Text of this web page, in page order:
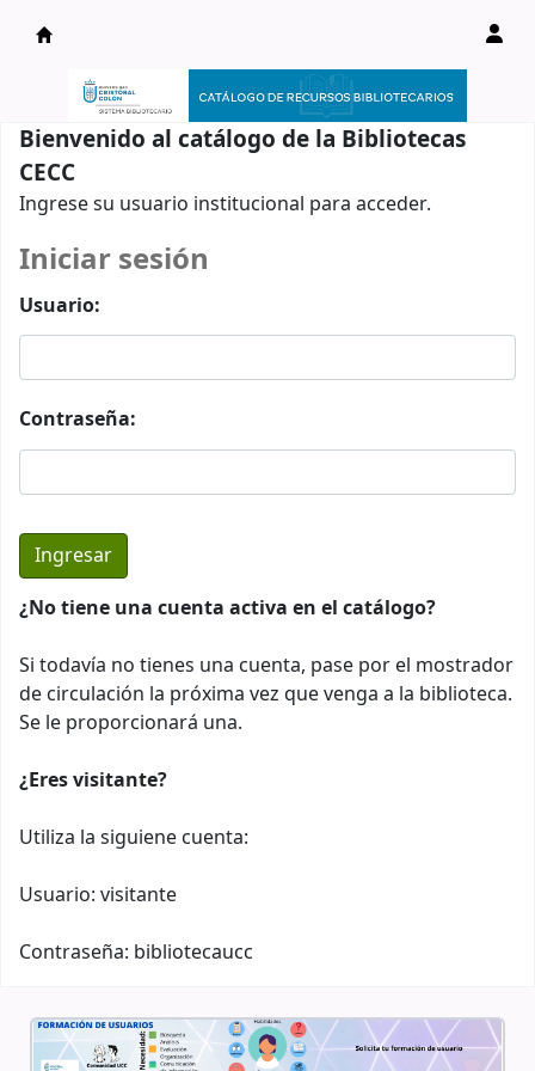
Catálogo en línea
Bienvenido al catálogo de la Bibliotecas
CECC
Ingrese su usuario institucional para acceder.
Iniciar sesión
Usuario:
Contraseña:
¿No tiene una cuenta activa en el catálogo?
Si todavía no tienes una cuenta, pase por el mostrador
de circulación la próxima vez que venga a la biblioteca.
Se le proporcionará una.
¿Eres visitante?
Utiliza la siguiene cuenta:
Usuario: visitante
Contraseña: bibliotecaucc